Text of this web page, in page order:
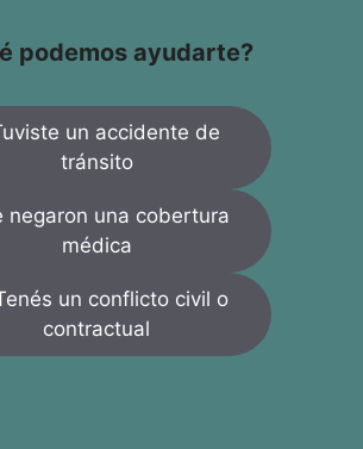
podemos ayudarte?
un accidente de
tránsito
negaron una cobertura
médica
un conflicto civil o
contractual